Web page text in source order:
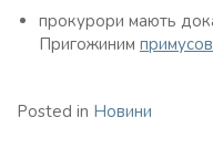
прокурори мають
Пригожиним
Posted in Новини